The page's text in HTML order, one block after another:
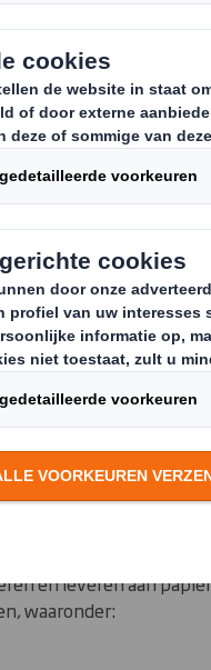
voor
papier bedrijf
ongeveer 5,5
jaar. We beschikken
hoogwaardig
op 13 locaties in
aanbieden rondom
en leveren aan
waaronder: